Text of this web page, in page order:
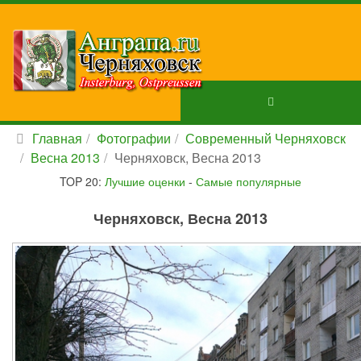
Главная Фотографии
Современный Черняховск
Весна 2013
Черняховск, Весна 2013
TOP 20: Лучшие оценки - Самые популярные
Черняховск, Весна 2013